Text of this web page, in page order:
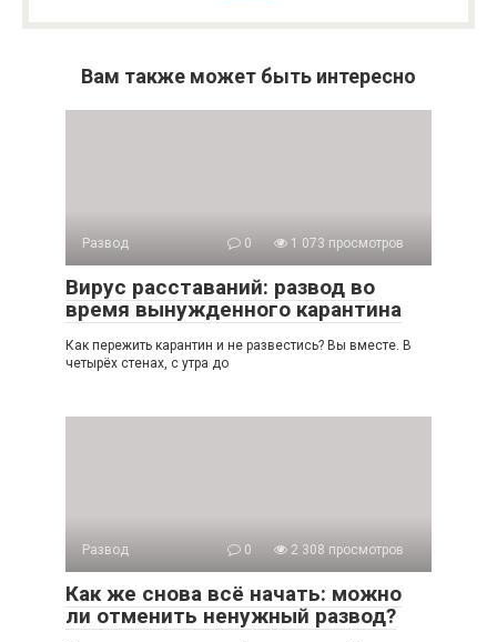
Вам также может быть интересно
Развод 0 1 073 просмотров
Вирус расставаний: развод во
время вынужденного карантина
Как пережить карантин и не развестись? Вы вместе. В
четырёх стенах, с утра до
Развод 0 2 308 просмотров
Как же снова всё начать: можно
ли отменить ненужный развод?